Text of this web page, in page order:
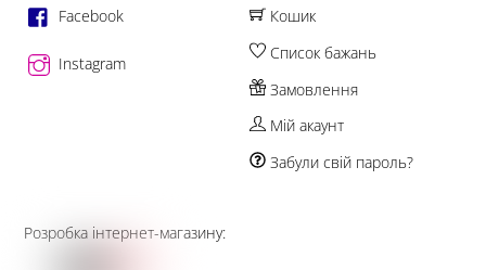
Facebook
Instagram
Кошик
Список бажань
Замовлення
Мій акаунт
Забули свій пароль?
Розробка інтернет-магазину: